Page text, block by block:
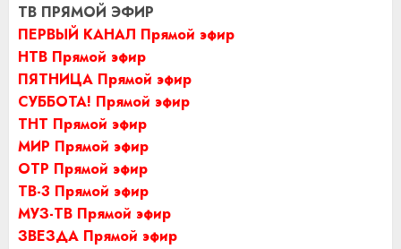
ТВ ПРЯМОЙ ЭФИР
ПЕРВЫЙ КАНАЛ Прямой эфир
НТВ Прямой эфир
ПЯТНИЦА Прямой эфир
СУББОТА! Прямой эфир
ТНТ Прямой эфир
МИР Прямой эфир
ОТР Прямой эфир
ТВ-3 Прямой эфир
МУЗ-ТВ Прямой эфир
ЗВЕЗДА Прямой эфир